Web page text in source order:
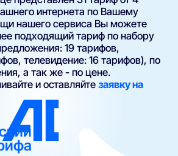
интернета по Вашему
нашего сервиса Вы можете
подходящий тариф по набору
19 тарифов,
телевидение: 16 тарифов), по
а так же - по цене.
и оставляйтезаявку на